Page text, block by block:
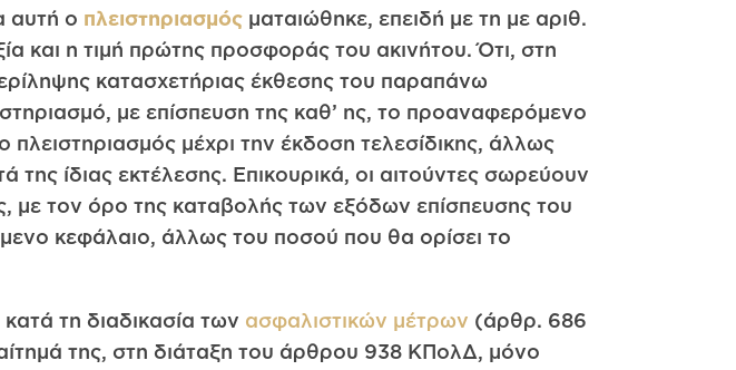
αυτή ο πλειστηριασμός ματαιώθηκε, επειδή με τη με αριθ.
και η τιμή πρώτης προσφοράς του ακινήτου. Ότι, στη
κατασχετήριας έκθεσης του παραπάνω
με επίσπευση της καθ’ ης, το προαναφερόμενο
πλειστηριασμός μέχρι την έκδοση τελεσίδικης, άλλως
ίδιας εκτέλεσης. Επικουρικά, οι αιτούντες σωρεύουν
με τον όρο της καταβολής των εξόδων επίσπευσης του
κεφάλαιο, άλλως του ποσού που θα ορίσει το
τη διαδικασία των ασφαλιστικών μέτρων (άρθρ. 686
της, στη διάταξη του άρθρου 938 ΚΠολΔ, μόνο